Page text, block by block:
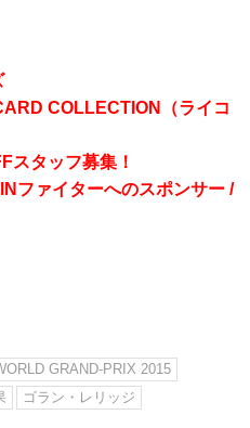
COLLECTION（ライコ
スタッフ募集！
ファイターへのスポンサー /
GRAND-PRIX 2015
ゴラン・レリッジ